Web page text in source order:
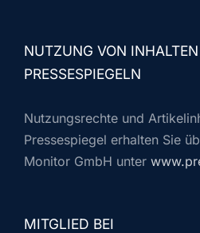
NUTZUNG VON
PRESSESPIEGELN
Nutzungsrechte und
Pressespiegel erhalten Sie
Monitor GmbH unter
MITGLIED BEI